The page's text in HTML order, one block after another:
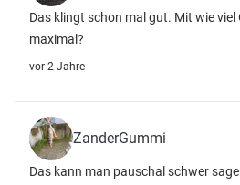
Das klingt schon mal gut. Mit wie
maximal?
vor 2 Jahre
ZanderGummi
Das kann man pauschal schwer